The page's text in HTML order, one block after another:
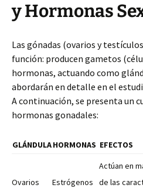
y Hormonas
Las gónadas (ovarios y
función: producen gametos
hormonas, actuando como
abordarán en detalle en el
A continuación, se presenta un
hormonas gonadales:
GLÁNDULAHORMONAS EFECTOS
Ovarios Estrógenos
Actúan en
de las